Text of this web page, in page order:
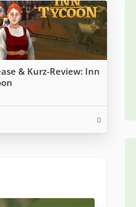
& Kurz-Review: Inn
0